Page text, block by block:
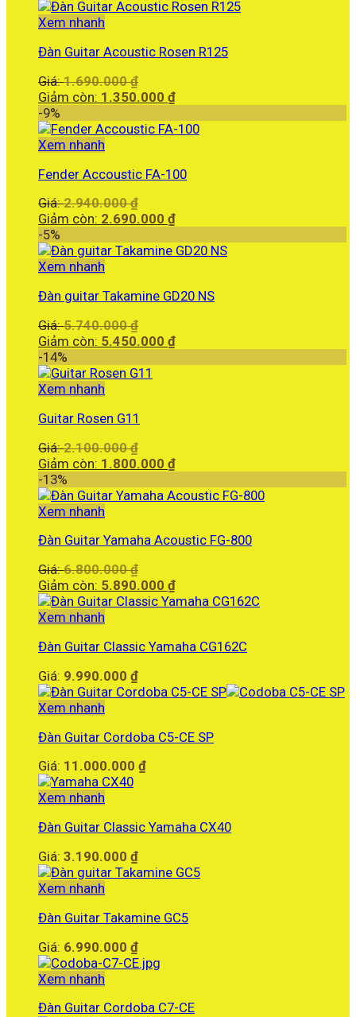
Xem nhanh
Đàn Guitar Acoustic Rosen R125
Giá:1.690.000₫
gốc
1.690.000 ₫.
Giảm còn: 1.350.000 ₫Giá
tại
-9%
Xem nhanh
Fender Accoustic FA-100
Giá:2.940.000₫
gốc
2.940.000 ₫.
Giảm còn: 2.690.000 ₫Giá
tại
-5%
Xem nhanh
Đàn guitar Takamine GD20 NS
Giá:5.740.000₫
gốc
5.740.000 ₫.
Giảm còn: 5.450.000 ₫Giá
-14%
Xem nhanh
Guitar Rosen G11
Giá:2.100.000₫
gốc
2.100.000 ₫.
Giảm còn: 1.800.000 ₫Giá
tại
-13%
Xem nhanh
Đàn Guitar Yamaha Acoustic FG-800
Giá:6.800.000₫
gốc
là:
Giảm còn: 5.890.000 ₫Giá
hiện
5.890.000 ₫.
Xem nhanh
Đàn Guitar Classic Yamaha CG162C
Giá: 9.990.000 ₫
Xem nhanh
Đàn Guitar Cordoba C5-CE SP
Giá: 11.000.000 ₫
Xem nhanh
Đàn Guitar Classic Yamaha CX40
Giá: 3.190.000 ₫
Xem nhanh
Đàn Guitar Takamine GC5
Giá: 6.990.000 ₫
Xem nhanh
Đàn Guitar Cordoba C7-CE